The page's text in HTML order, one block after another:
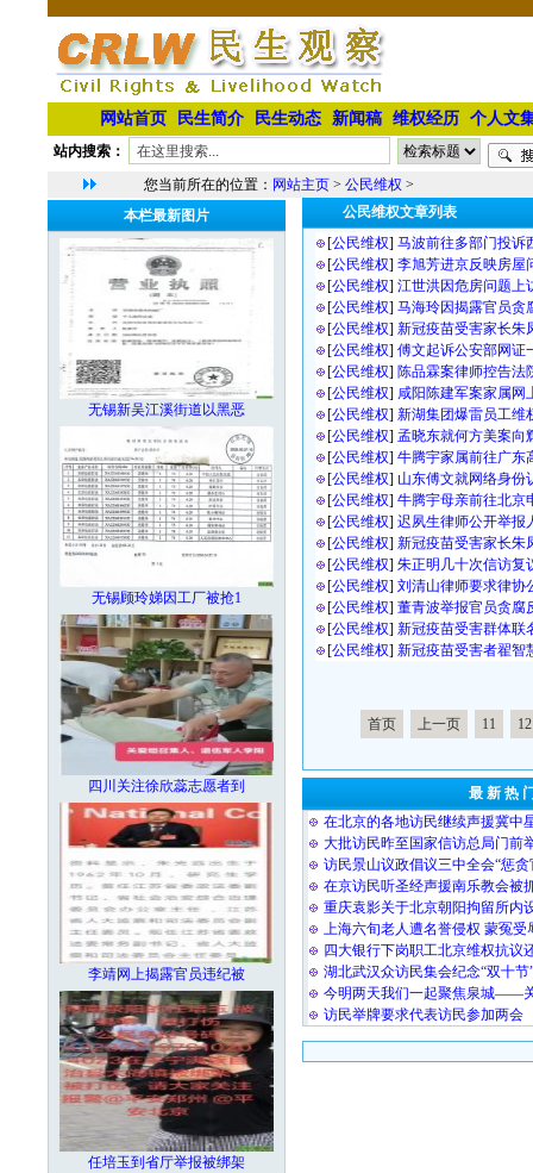
网站首页 民生简介 民生动态 新闻稿 维权经历 个人文
站内搜索：
您当前所在的位置： 网站主页 > 公民维权 >
本栏最新图片
无锡新吴江溪街道以黑恶
无锡顾玲娣因工厂被抢1
四川关注徐欣蕊志愿者到
李靖网上揭露官员违纪被
任培玉到省厅举报被绑架
公民维权文章列表
[公民维权] 马波前往多部门投诉
[公民维权] 李旭芳进京反映房屋
[公民维权] 江世洪因危房问题上
[公民维权] 马海玲因揭露官员贪
[公民维权] 新冠疫苗受害家长朱
[公民维权] 傅文起诉公安部网证
[公民维权] 陈品霖案律师控告法
[公民维权] 咸阳陈建军案家属网
[公民维权] 新湖集团爆雷员工维
[公民维权] 孟晓东就何方美案向
[公民维权] 牛腾宇家属前往广东
[公民维权] 山东傅文就网络身份
[公民维权] 牛腾宇母亲前往北京
[公民维权] 迟夙生律师公开举报
[公民维权] 新冠疫苗受害家长朱
[公民维权] 朱正明几十次信访复
[公民维权] 刘清山律师要求律协
[公民维权] 董青波举报官员贪腐
[公民维权] 新冠疫苗受害群体联
[公民维权] 新冠疫苗受害者翟智
首页 上一页 11 12
最 新 热
在北京的各地访民继续声援冀中
大批访民昨至国家信访总局门前
访民景山议政倡议三中全会“惩贪
在京访民听圣经声援南乐教会被
重庆袁影关于北京朝阳拘留所内
上海六旬老人遭名誉侵权 蒙冤受
四大银行下岗职工北京维权抗议
湖北武汉众访民集会纪念“双十节
今明两天我们一起聚焦泉城——
访民举牌要求代表访民参加两会